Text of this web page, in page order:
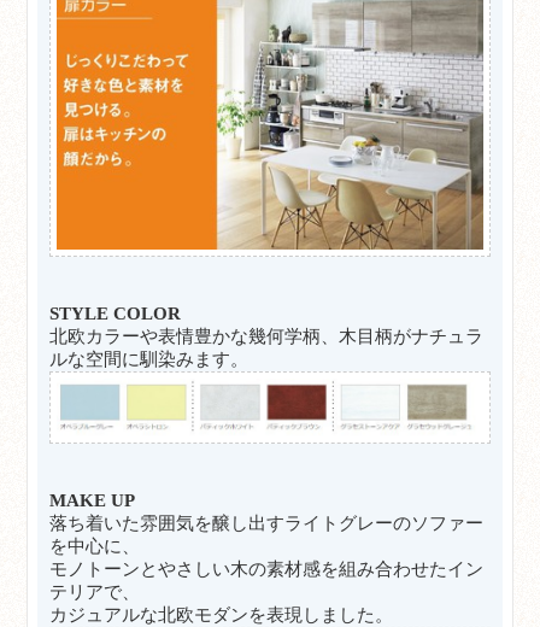
STYLE COLOR
北欧カラーや表情豊かな幾何学柄、木目柄がナチュラ
ルな空間に馴染みます。
MAKE UP
落ち着いた雰囲気を醸し出すライトグレーのソファー
を中心に、
モノトーンとやさしい木の素材感を組み合わせたイン
テリアで、
カジュアルな北欧モダンを表現しました。